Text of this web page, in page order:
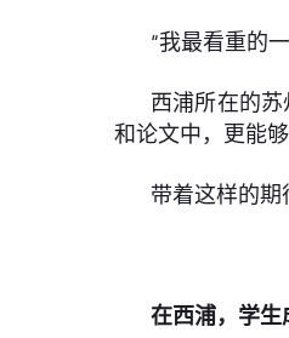
“我最看重的
西浦所在的
和论文中，更能
带着这样的期
在西浦，学